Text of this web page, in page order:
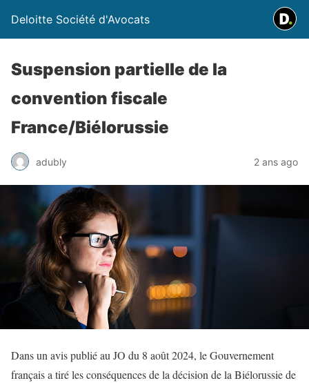
Deloitte Société d'Avocats
Suspension partielle de la
convention fiscale
France/Biélorussie
adubly 2 ans ago
Dans un avis publié au JO du 8 août 2024, le Gouvernement
français a tiré les conséquences de la décision de la Biélorussie de